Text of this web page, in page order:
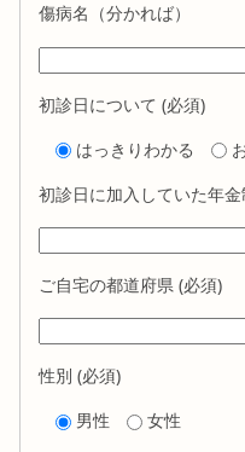
傷病名（分かれば）
初診日について (必須)
はっきりわかる
初診日に加入していた年
ご自宅の都道府県 (必須)
性別 (必須)
男性
女性